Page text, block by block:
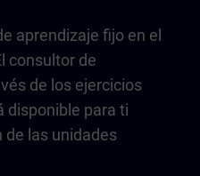
aprendizaje fijo en el
consultor de
de los ejercicios
disponible para ti
de las unidades